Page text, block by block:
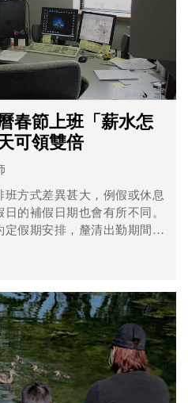
春節上班「薪水怎
可領雙倍
方式差異甚大，例假或休息
的補假日期也會有所不同。
定假期安排，釐清出勤期間的
，雇主都必須依法支付加倍